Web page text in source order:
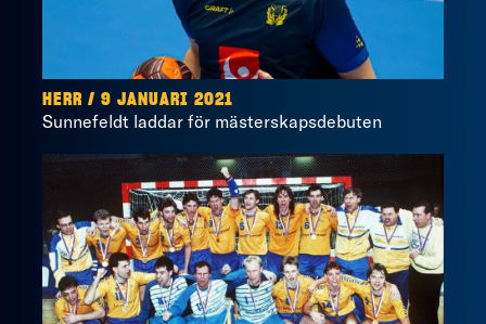
HERR / 9 JANUARI 2021
Sunnefeldt laddar för mästerskapsdebuten